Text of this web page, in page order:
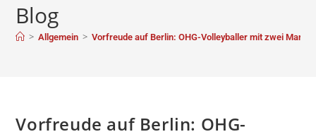
Blog
> Allgemein > Vorfreude auf Berlin: OHG-Volleyballer mit zwei
Vorfreude auf Berlin: OHG-